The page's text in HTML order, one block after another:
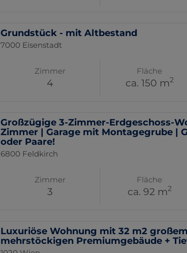
Grundstück - mit Altbestand
7000 Eisenstadt
Zimmer
4
Fläche
ca. 150 m2
Großzügige 3-Zimmer-Erdgeschoss-
Zimmer | Garage mit Montagegrube |
oder Paare!
6800 Feldkirch
Zimmer
3
Fläche
ca. 92 m2
Luxuriöse Wohnung mit 32 m2
mehrstöckigen Premiumgebäude +